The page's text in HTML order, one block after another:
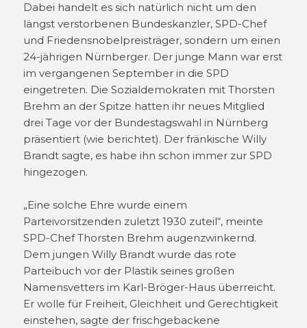
Dabei handelt es sich natürlich nicht um den
längst verstorbenen Bundeskanzler, SPD-Chef
und Friedensnobelpreisträger, sondern um einen
24-jährigen Nürnberger. Der junge Mann war erst
im vergangenen September in die SPD
eingetreten. Die Sozialdemokraten mit Thorsten
Brehm an der Spitze hatten ihr neues Mitglied
drei Tage vor der Bundestagswahl in Nürnberg
präsentiert (wie berichtet). Der fränkische Willy
Brandt sagte, es habe ihn schon immer zur SPD
hingezogen.
„Eine solche Ehre wurde einem
Parteivorsitzenden zuletzt 1930 zuteil“, meinte
SPD-Chef Thorsten Brehm augenzwinkernd.
Dem jungen Willy Brandt wurde das rote
Parteibuch vor der Plastik seines großen
Namensvetters im Karl-Bröger-Haus überreicht.
Er wolle für Freiheit, Gleichheit und Gerechtigkeit
einstehen, sagte der frischgebackene